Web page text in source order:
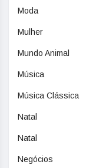
Moda
Mulher
Mundo Animal
Música
Música Clássica
Natal
Natal
Negócios